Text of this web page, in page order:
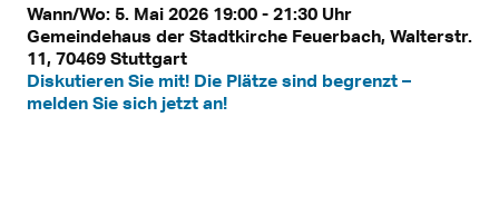
Wann/Wo: 5. Mai 2026 19:00 - 21:30 Uhr
Gemeindehaus der Stadtkirche Feuerbach, Walterstr.
11, 70469 Stuttgart
Diskutieren Sie mit! Die Plätze sind begrenzt –
melden Sie sich jetzt an!